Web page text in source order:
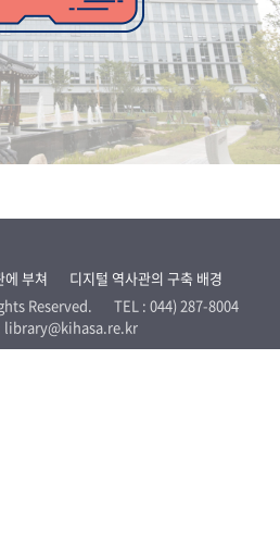
년 50 +1주년 광장
에 부쳐
디지털 역사관의 구축 배경
Reserved.
TEL : 044) 287-8004
library@kihasa.re.kr